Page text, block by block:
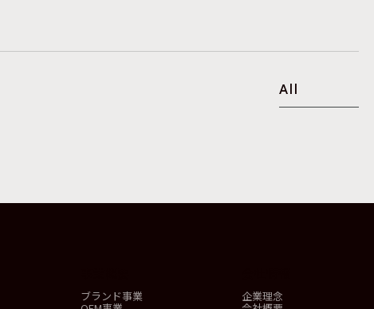
All
ブランド事業 企業理念